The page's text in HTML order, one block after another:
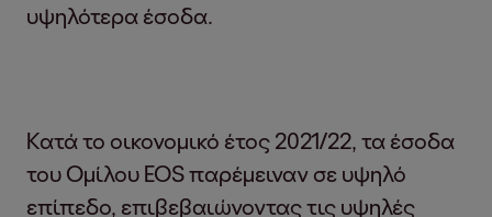
υψηλότερα έσοδα.
Κατά το οικονομικό έτος 2021/22, τα έσοδα
του Ομίλου EOS παρέμειναν σε υψηλό
επίπεδο, επιβεβαιώνοντας τις υψηλές